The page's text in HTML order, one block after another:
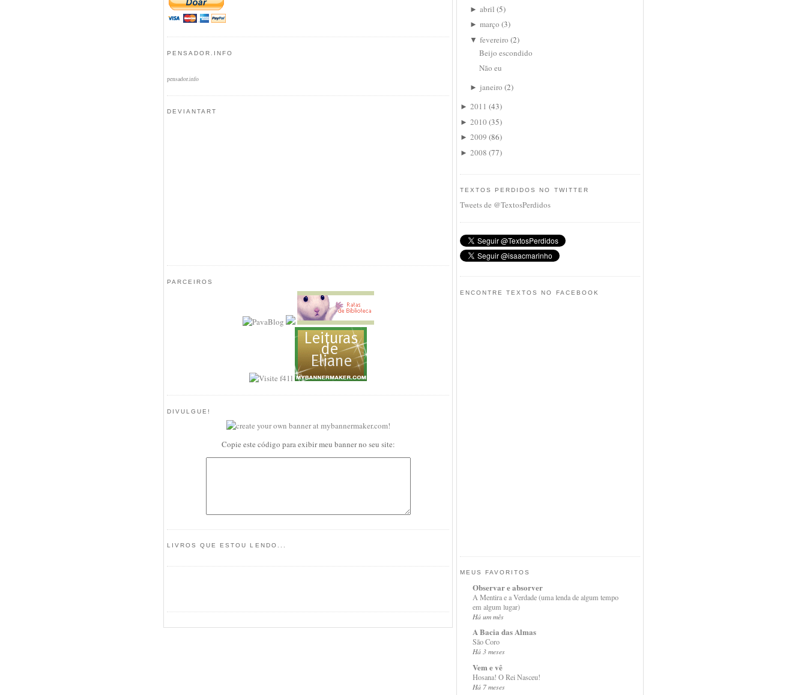
PENSADOR.INFO
pensador.info
DEVIANTART
PARCEIROS
DIVULGUE!
Copie este código para exibir meu banner no seu site:
LIVROS QUE ESTOU LENDO...
► abril (5)
► março (3)
▼ fevereiro (2)
Beijo escondido
Não eu
► janeiro (2)
► 2011 (43)
► 2010 (35)
► 2009 (86)
► 2008 (77)
TEXTOS PERDIDOS NO TWITTER
Tweets de @TextosPerdidos
ENCONTRE TEXTOS NO FACEBOOK
MEUS FAVORITOS
Observar e absorver
A Mentira e a Verdade (uma lenda de algum tempo
em algum lugar)
Há um mês
A Bacia das Almas
São Coro
Há 3 meses
Vem e vê
Hosana! O Rei Nasceu!
Há 7 meses